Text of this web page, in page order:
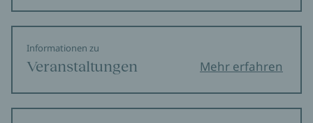
Informationen zu
Veranstaltungen Mehr erfahren